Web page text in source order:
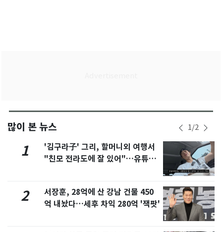
많이 본 뉴스 1/2
1
'김구라子' 그리, 할머니외 여행서
"친모 전라도에 잘 있어"…유튜브
2
서장훈, 28억에 산 강남 건물 450
억 내놨다…세후 차익 280억 '잭팟'